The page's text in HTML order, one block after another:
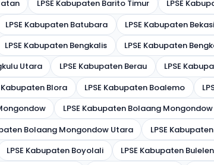
LPSE Kabupaten Barito Timur LPSE
LPSE Kabupaten Batubara LPSE Kabupaten Bekasi
LPSE Kabupaten Bengkalis LPSE Kabupaten
Utara LPSE Kabupaten Berau LPSE
Kabupaten Blora LPSE Kabupaten Boalemo
LPSE Kabupaten Bolaang
Bolaang Mongondow Utara LPSE
LPSE Kabupaten Boyolali LPSE Kabupaten